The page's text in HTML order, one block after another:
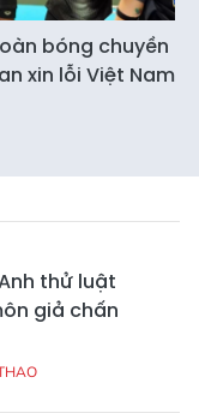
bóng chuyền
xin lỗi Việt Nam
thử luật
giả chấn